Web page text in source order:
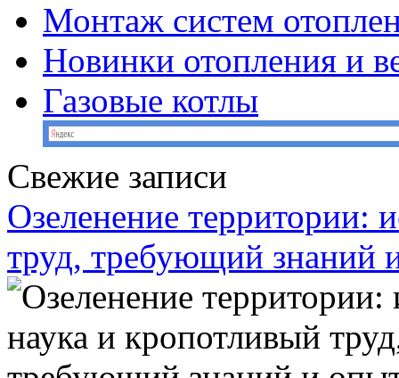
Монтаж систем
Новинки отопления и
Газовые котлы
Свежие записи
Озеленение территории:
труд, требующий знаний